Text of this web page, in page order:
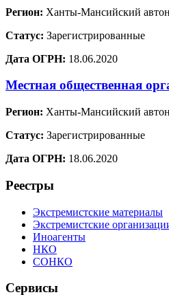
Регион: Ханты-Мансийский
Статус: Зарегистрированные
Дата ОГРН: 18.06.2020
Местная общественная
Регион: Ханты-Мансийский
Статус: Зарегистрированные
Дата ОГРН: 18.06.2020
Реестры
Экстремистские материалы
Экстремистские
Иноагенты
НКО
СОНКО
Сервисы